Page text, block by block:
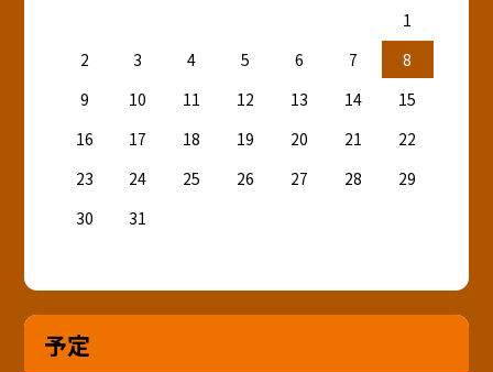
1
2
3 4 5 6 7
8
9
10 11 12 13 14
15
16
17 18 19 20 21
22
23
24 25 26 27 28
29
30
31
予定